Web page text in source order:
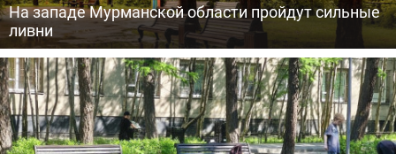
На западе Мурманской области пройдут сильные
ливни